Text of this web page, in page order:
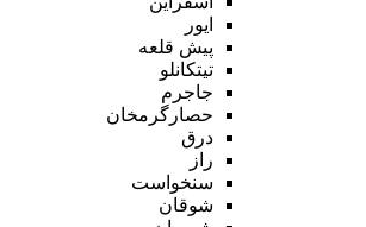
ایور
پیش قلعه
تیتکانلو
جاجرم
حصارگرمخان
درق
راز
سنخواست
شوقان